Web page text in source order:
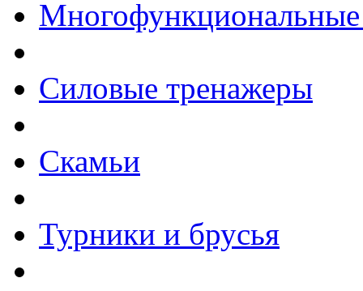
Силовые тренажеры
Скамьи
Турники и брусья